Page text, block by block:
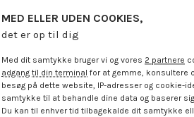
MED ELLER UDEN COOKIES,
det er op til dig
Med dit samtykke bruger vi og vores 2 partnere
adgang til din terminal for at gemme, konsultere
besøg på dette website, IP-adresser og cookie-
samtykke til at behandle dine data og baserer
Du kan til enhver tid tilbagekalde dit samtykke